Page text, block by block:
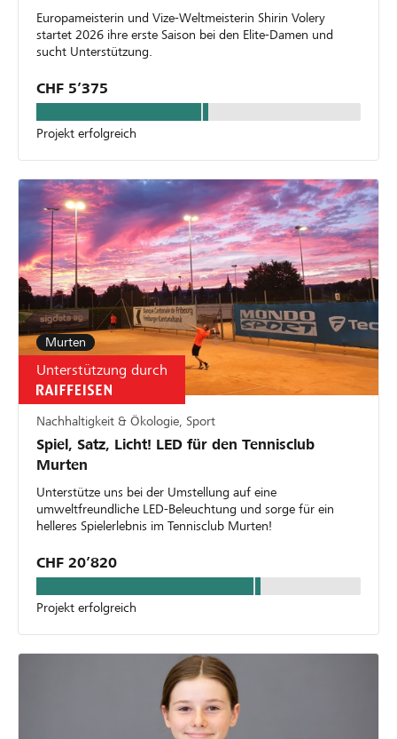
Europameisterin und Vize-Weltmeisterin Shirin Volery
startet 2026 ihre erste Saison bei den Elite-Damen und
sucht Unterstützung.
CHF 5’375
Projekt erfolgreich
Murten
Unterstützung durch
Nachhaltigkeit & Ökologie, Sport
Spiel, Satz, Licht! LED für den Tennisclub
Murten
Unterstütze uns bei der Umstellung auf eine
umweltfreundliche LED-Beleuchtung und sorge für ein
helleres Spielerlebnis im Tennisclub Murten!
CHF 20’820
Projekt erfolgreich